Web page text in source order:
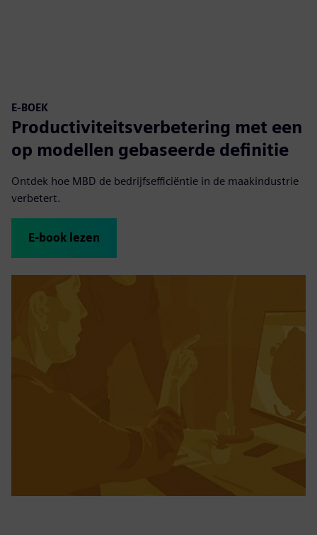
E-BOEK
Productiviteitsverbetering met een
op modellen gebaseerde definitie
Ontdek hoe MBD de bedrijfsefficiëntie in de maakindustrie
verbetert.
E-book lezen